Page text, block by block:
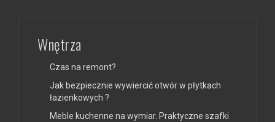
Wnętrza
Czas na remont?
Jak bezpiecznie wywiercić otwór w płytkach
łazienkowych ?
Meble kuchenne na wymiar. Praktyczne szafki